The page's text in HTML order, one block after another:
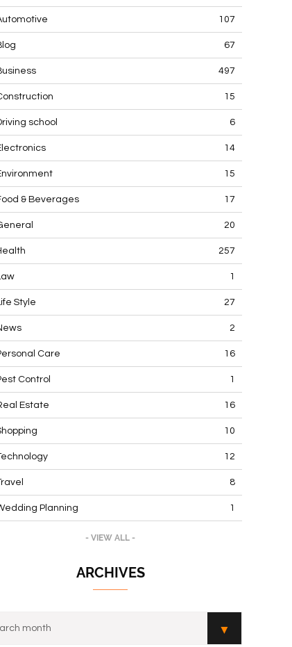
107
67
497
15
school 6
14
15
& Beverages 17
20
257
1
Style 27
2
Care 16
Control 1
Estate 16
10
12
8
Planning 1
- VIEW ALL -
ARCHIVES